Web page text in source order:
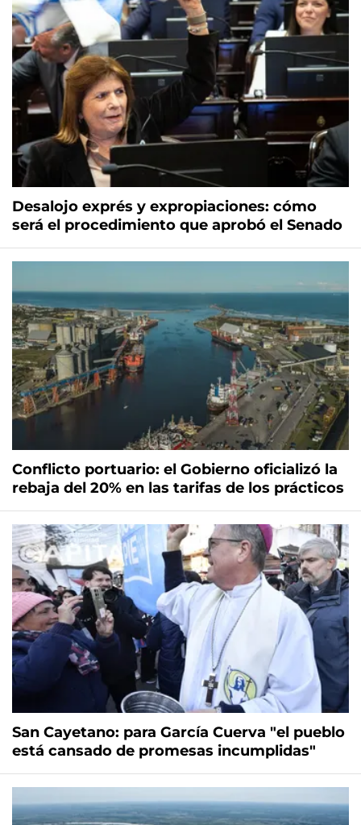
Desalojo exprés y expropiaciones: cómo
será el procedimiento que aprobó el Senado
Conflicto portuario: el Gobierno oficializó la
rebaja del 20% en las tarifas de los prácticos
San Cayetano: para García Cuerva "el pueblo
está cansado de promesas incumplidas"